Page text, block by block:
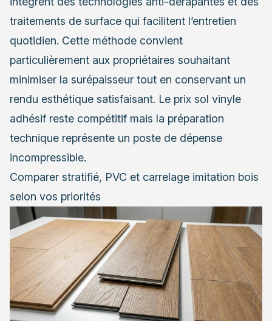
traitements de surface qui facilitent l’entretien
quotidien. Cette méthode convient
particulièrement aux propriétaires souhaitant
minimiser la surépaisseur tout en conservant un
rendu esthétique satisfaisant. Le prix sol vinyle
adhésif reste compétitif mais la préparation
technique représente un poste de dépense
incompressible.
Comparer stratifié, PVC et carrelage imitation bois
selon vos priorités